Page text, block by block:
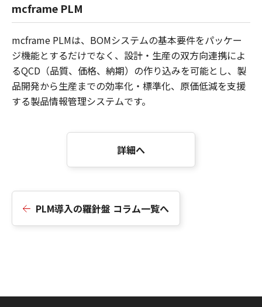
mcframe PLM
mcframe PLMは、BOMシステムの基本要件をパッケー
ジ機能とするだけでなく、設計・生産の双方向連携によ
るQCD（品質、価格、納期）の作り込みを可能とし、製
品開発から生産までの効率化・標準化、原価低減を支援
する製品情報管理システムです。
詳細へ
PLM導入の羅針盤 コラム一覧へ